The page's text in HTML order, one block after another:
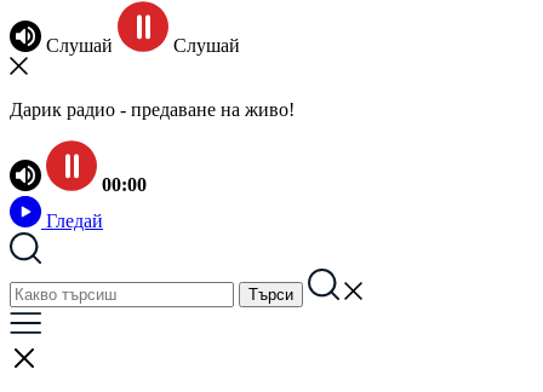
Слушай Слушай
Дарик радио - предаване на живо!
00:00
Гледай